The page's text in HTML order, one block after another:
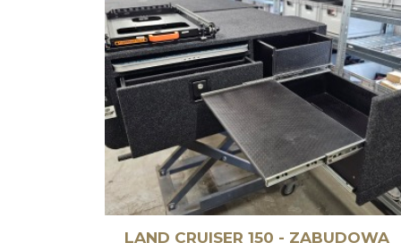
LAND CRUISER 150 - ZABUDOWA